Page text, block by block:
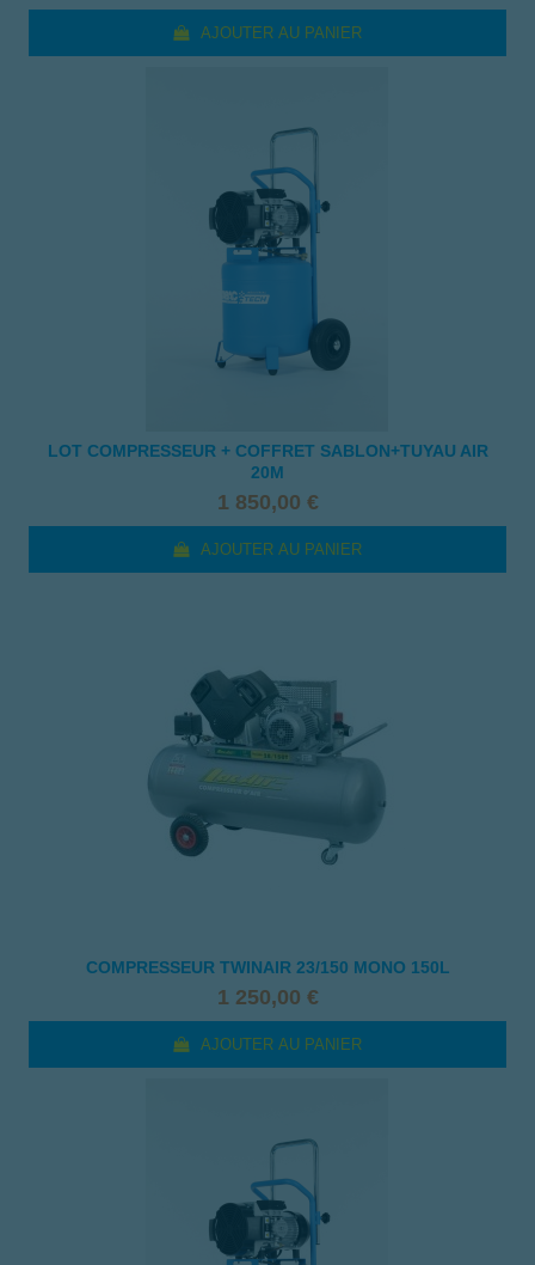
AJOUTER AU PANIER
LOT COMPRESSEUR + COFFRET SABLON+TUYAU AIR
20M
1 850,00 €
AJOUTER AU PANIER
COMPRESSEUR TWINAIR 23/150 MONO 150L
1 250,00 €
AJOUTER AU PANIER